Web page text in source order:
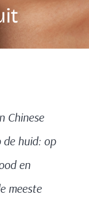
Chinese
huid: op
en
meeste